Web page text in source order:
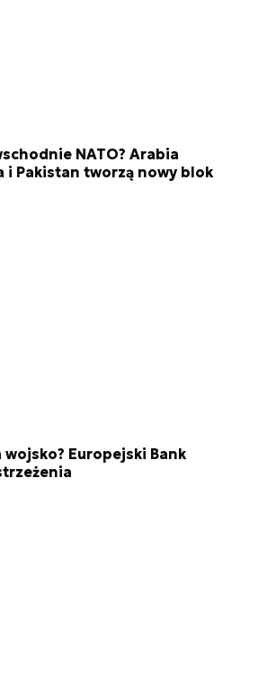
NATO? Arabia
i Pakistan tworzą nowy blok
wojsko? Europejski Bank